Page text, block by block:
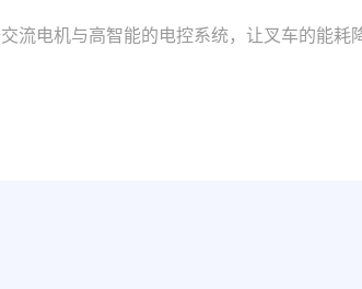
流电机与高智能的电控系统，让叉车的能耗